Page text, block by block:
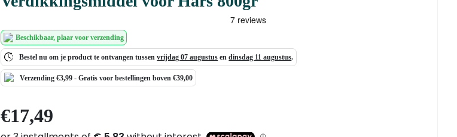
Beschikbaar, plaar voor verzending
Bestel nu om je product te ontvangen tussenvrijdag 07 augustus endinsdag 11 augustus.
Verzending €3,99 -Gratisvoor bestellingen boven €39,00
€17,49